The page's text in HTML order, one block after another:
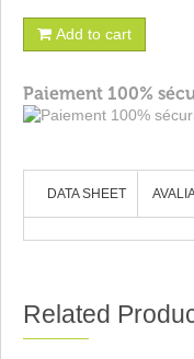
Add to cart
Paiement 100%
DATA SHEET
Related